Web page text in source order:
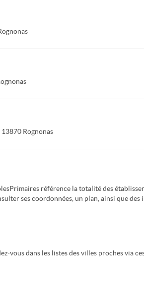
13870 Rognonas
référence la totalité des
ses coordonnées, un plan, ainsi que des
vous dans les listes des villes proches via